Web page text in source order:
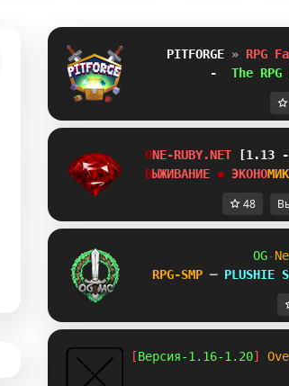
PITFORGE » RPG
- The
ONE-RUBY.NET [1.13
ВЫЖИВАНИЕ ◆ ЭКОНОМИК
48
OG-
RPG-SMP ─
[Версия-1.16-1.20]